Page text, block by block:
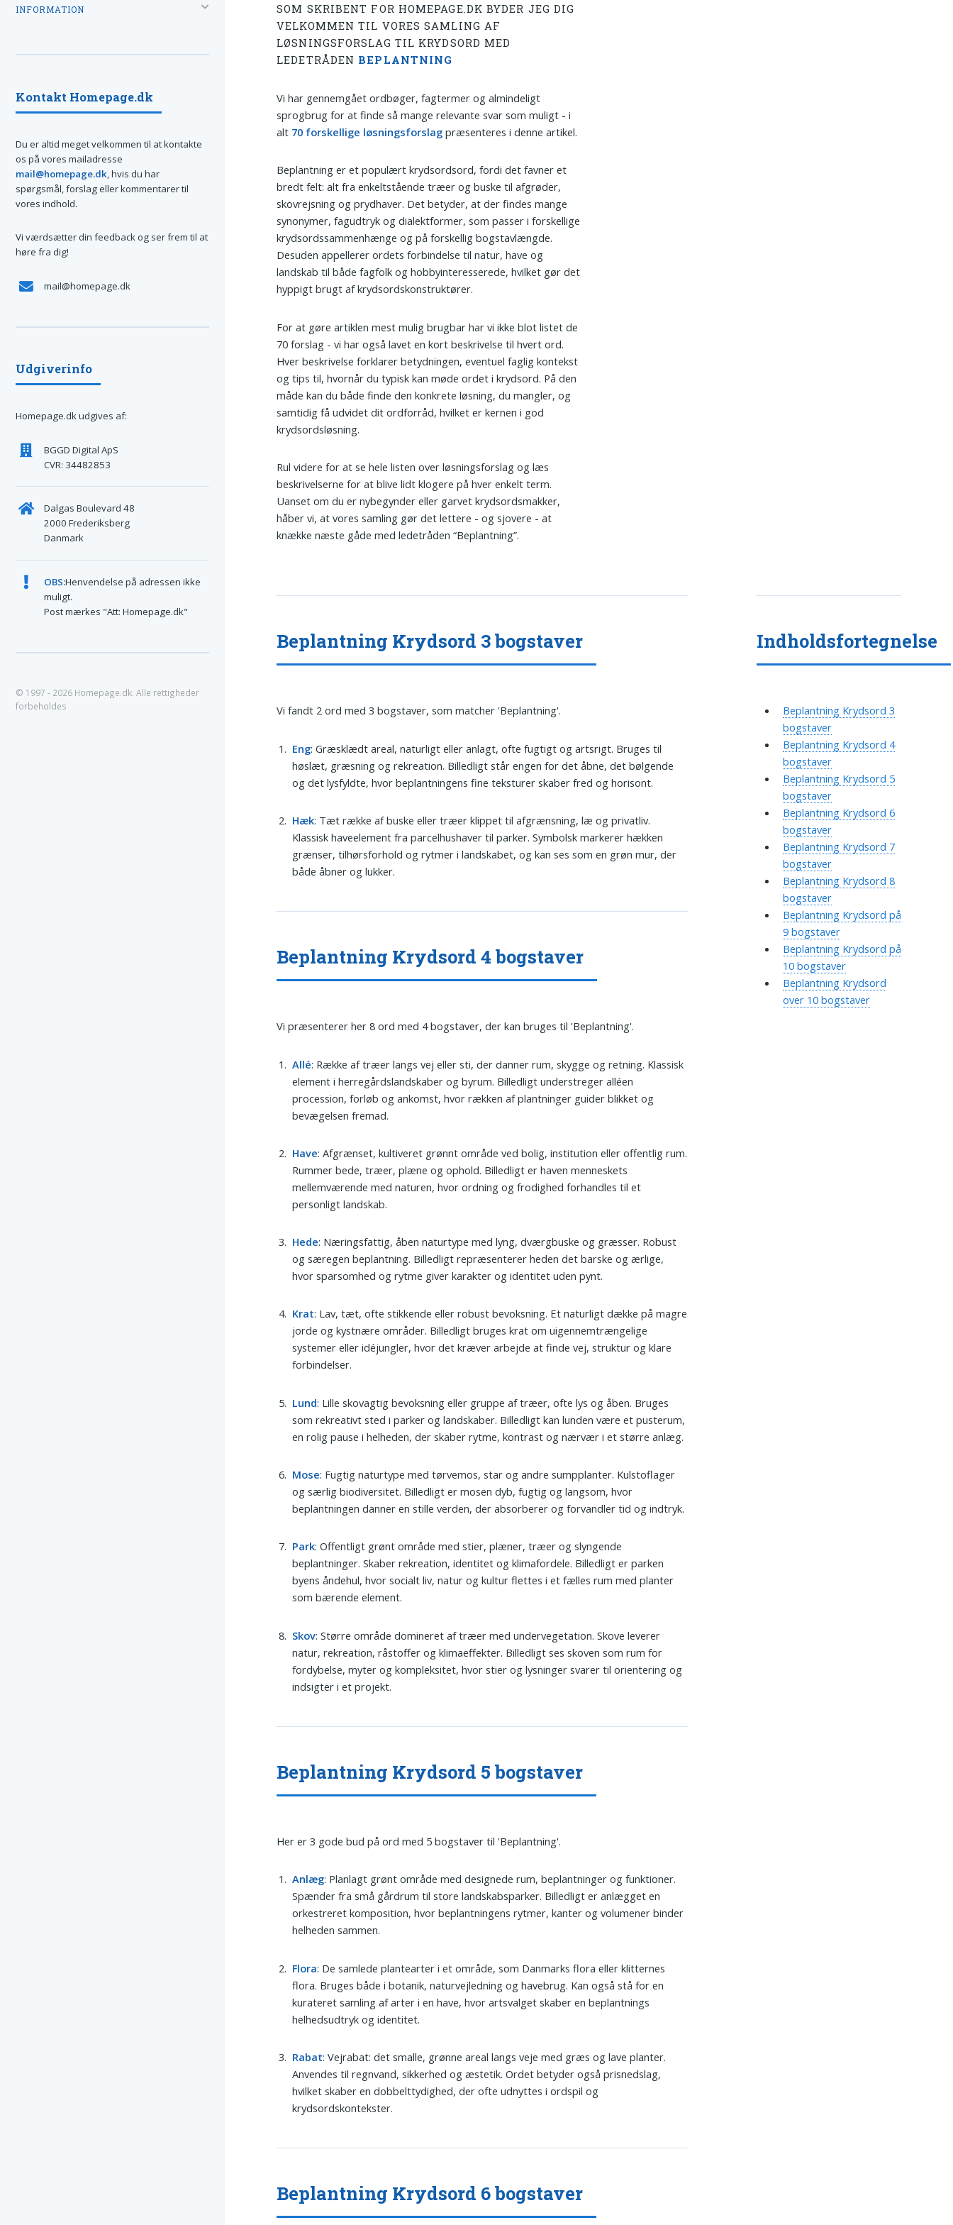
SOM SKRIBENT FOR HOMEPAGE.DK BYDER JEG DIG
VELKOMMEN TIL VORES SAMLING AF
LØSNINGSFORSLAG TIL KRYDSORD MED
LEDETRÅDEN BEPLANTNING
Vi har gennemgået ordbøger, fagtermer og almindeligt
sprogbrug for at finde så mange relevante svar som muligt - i
alt 70 forskellige løsningsforslag præsenteres i denne artikel.
Beplantning er et populært krydsordsord, fordi det favner et
bredt felt: alt fra enkeltstående træer og buske til afgrøder,
skovrejsning og prydhaver. Det betyder, at der findes mange
synonymer, fagudtryk og dialektformer, som passer i forskellige
krydsordssammenhænge og på forskellig bogstavlængde.
Desuden appellerer ordets forbindelse til natur, have og
landskab til både fagfolk og hobbyinteresserede, hvilket gør det
hyppigt brugt af krydsordskonstruktører.
For at gøre artiklen mest mulig brugbar har vi ikke blot listet de
70 forslag - vi har også lavet en kort beskrivelse til hvert ord.
Hver beskrivelse forklarer betydningen, eventuel faglig kontekst
og tips til, hvornår du typisk kan møde ordet i krydsord. På den
måde kan du både finde den konkrete løsning, du mangler, og
samtidig få udvidet dit ordforråd, hvilket er kernen i god
krydsordsløsning.
Rul videre for at se hele listen over løsningsforslag og læs
beskrivelserne for at blive lidt klogere på hver enkelt term.
Uanset om du er nybegynder eller garvet krydsordsmakker,
håber vi, at vores samling gør det lettere - og sjovere - at
knække næste gåde med ledetråden “Beplantning”.
Beplantning Krydsord 3 bogstaver
Vi fandt 2 ord med 3 bogstaver, som matcher 'Beplantning'.
Eng: Græsklædt areal, naturligt eller anlagt, ofte fugtigt og artsrigt. Bruges til
høslæt, græsning og rekreation. Billedligt står engen for det åbne, det bølgende
og det lysfyldte, hvor beplantningens fine teksturer skaber fred og horisont.
Hæk: Tæt række af buske eller træer klippet til afgrænsning, læ og privatliv.
Klassisk haveelement fra parcelhushaver til parker. Symbolsk markerer hækken
grænser, tilhørsforhold og rytmer i landskabet, og kan ses som en grøn mur, der
både åbner og lukker.
Beplantning Krydsord 4 bogstaver
Vi præsenterer her 8 ord med 4 bogstaver, der kan bruges til 'Beplantning'.
Allé: Række af træer langs vej eller sti, der danner rum, skygge og retning. Klassisk
element i herregårdslandskaber og byrum. Billedligt understreger alléen
procession, forløb og ankomst, hvor rækken af plantninger guider blikket og
bevægelsen fremad.
Have: Afgrænset, kultiveret grønnt område ved bolig, institution eller offentlig rum.
Rummer bede, træer, plæne og ophold. Billedligt er haven menneskets
mellemværende med naturen, hvor ordning og frodighed forhandles til et
personligt landskab.
Hede: Næringsfattig, åben naturtype med lyng, dværgbuske og græsser. Robust
og særegen beplantning. Billedligt repræsenterer heden det barske og ærlige,
hvor sparsomhed og rytme giver karakter og identitet uden pynt.
Krat: Lav, tæt, ofte stikkende eller robust bevoksning. Et naturligt dække på magre
jorde og kystnære områder. Billedligt bruges krat om uigennemtrængelige
systemer eller idéjungler, hvor det kræver arbejde at finde vej, struktur og klare
forbindelser.
Lund: Lille skovagtig bevoksning eller gruppe af træer, ofte lys og åben. Bruges
som rekreativt sted i parker og landskaber. Billedligt kan lunden være et pusterum,
en rolig pause i helheden, der skaber rytme, kontrast og nærvær i et større anlæg.
Mose: Fugtig naturtype med tørvemos, star og andre sumpplanter. Kulstoflager
og særlig biodiversitet. Billedligt er mosen dyb, fugtig og langsom, hvor
beplantningen danner en stille verden, der absorberer og forvandler tid og indtryk.
Park: Offentligt grønt område med stier, plæner, træer og slyngende
beplantninger. Skaber rekreation, identitet og klimafordele. Billedligt er parken
byens åndehul, hvor socialt liv, natur og kultur flettes i et fælles rum med planter
som bærende element.
Skov: Større område domineret af træer med undervegetation. Skove leverer
natur, rekreation, råstoffer og klimaeffekter. Billedligt ses skoven som rum for
fordybelse, myter og kompleksitet, hvor stier og lysninger svarer til orientering og
indsigter i et projekt.
Beplantning Krydsord 5 bogstaver
Her er 3 gode bud på ord med 5 bogstaver til 'Beplantning'.
Anlæg: Planlagt grønt område med designede rum, beplantninger og funktioner.
Spænder fra små gårdrum til store landskabsparker. Billedligt er anlægget en
orkestreret komposition, hvor beplantningens rytmer, kanter og volumener binder
helheden sammen.
Flora: De samlede plantearter i et område, som Danmarks flora eller klitternes
flora. Bruges både i botanik, naturvejledning og havebrug. Kan også stå for en
kurateret samling af arter i en have, hvor artsvalget skaber en beplantnings
helhedsudtryk og identitet.
Rabat: Vejrabat: det smalle, grønne areal langs veje med græs og lave planter.
Anvendes til regnvand, sikkerhed og æstetik. Ordet betyder også prisnedslag,
hvilket skaber en dobbelttydighed, der ofte udnyttes i ordspil og
krydsordskontekster.
Beplantning Krydsord 6 bogstaver
Indholdsfortegnelse
Beplantning Krydsord 3
bogstaver
Beplantning Krydsord 4
bogstaver
Beplantning Krydsord 5
bogstaver
Beplantning Krydsord 6
bogstaver
Beplantning Krydsord 7
bogstaver
Beplantning Krydsord 8
bogstaver
Beplantning Krydsord på
9 bogstaver
Beplantning Krydsord på
10 bogstaver
Beplantning Krydsord
over 10 bogstaver
INFORMATION
Kontakt Homepage.dk
Du er altid meget velkommen til at kontakte
os på vores mailadresse
mail@homepage.dk, hvis du har
spørgsmål, forslag eller kommentarer til
vores indhold.
Vi værdsætter din feedback og ser frem til at
høre fra dig!
mail@homepage.dk
Udgiverinfo
Homepage.dk udgives af:
BGGD Digital ApS
CVR: 34482853
Dalgas Boulevard 48
2000 Frederiksberg
Danmark
OBS:Henvendelse på adressen ikke
muligt.
Post mærkes "Att: Homepage.dk"
© 1997 - 2026 Homepage.dk. Alle rettigheder
forbeholdes